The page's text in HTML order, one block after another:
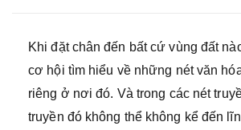
Khi đặt chân đến bất cứ vùng đất
cơ hội tìm hiểu về những nét văn
riêng ở nơi đó. Và trong các nét
truyền đó không thể không kể đến